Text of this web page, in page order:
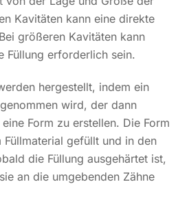
Kavitäten kann eine direkte
größeren Kavitäten kann
Füllung erforderlich sein.
hergestellt, indem ein
wird, der dann
Form zu erstellen. Die Form
gefüllt und in den
die Füllung ausgehärtet ist,
an die umgebenden Zähne